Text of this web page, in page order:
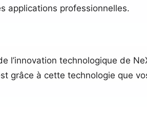
applications professionnelles.
l’innovation technologique de
grâce à cette technologie que